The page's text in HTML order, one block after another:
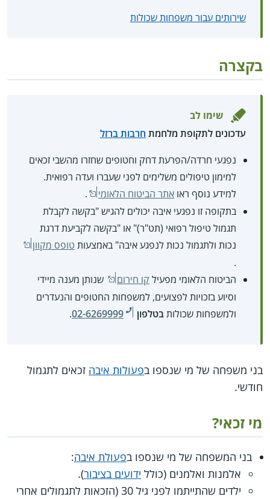
שירותים עבור משפחות שכולות
בקצרה
שימו לב
עדכונים לתקופת מלחמת חרבות ברזל
נפגעי חרדה/הפרעת דחק וחטופים שחזרו מהשבי זכאים
למימון טיפולים משלימים לפני שעברו ועדה רפואית.
למידע נוסף ראו אתר הביטוח הלאומי
.
בתקופה זו נפגעי איבה יכולים להגיש "בקשה לקבלת
תגמול טיפול רפואי (תט"ר)" או "בקשה לקביעת דרגת
נכות ולתגמול נכות לנפגע איבה" באמצעות טופס מקוון
.
הביטוח הלאומי מפעיל קו חירום
שנותן מענה מיידי
וסיוע בזכויות לפצועים, למשפחות החטופים והנעדרים
ולמשפחות שכולותבטלפון 02-6269999
.
בני משפחה של מי שנספו בפעולות איבה זכאים לתגמול
חודשי.
מי זכאי?
בני המשפחה של מי שנספו בפעולת איבה:
אלמנות ואלמנים (כולל ידועים בציבור).
ילדים שהתייתמו לפני גיל 30 (הזכאות לתגמולים אחרי